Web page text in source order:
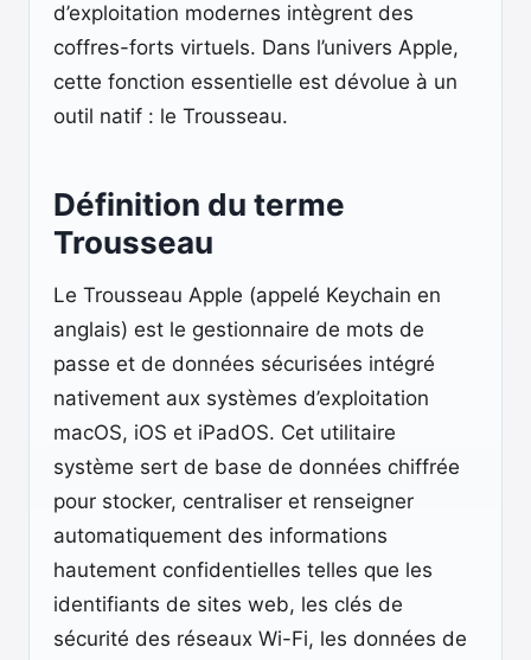
d’exploitation modernes intègrent des
coffres-forts virtuels. Dans l’univers Apple,
cette fonction essentielle est dévolue à un
outil natif : le Trousseau.
Définition du terme
Trousseau
Le Trousseau Apple (appelé Keychain en
anglais) est le gestionnaire de mots de
passe et de données sécurisées intégré
nativement aux systèmes d’exploitation
macOS, iOS et iPadOS. Cet utilitaire
système sert de base de données chiffrée
pour stocker, centraliser et renseigner
automatiquement des informations
hautement confidentielles telles que les
identifiants de sites web, les clés de
sécurité des réseaux Wi-Fi, les données de